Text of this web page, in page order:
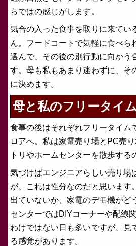
らではの感じがします。
気合の入った食事を取りに来てい
ん。フードコートで気軽に食べら
選んで、その後の別行動に向かう
す。母も私もあまり迷わずに、そ
に決めます。
母と私のフリータイ
食事の後はそれぞれフリータイム
ロアへ。私は家電売り場とPC売
トリやホームセンターを散歩する
気づけばエンジニアらしい売り場
が、これは性分なのだと思います
出ていないか、家電のデモ機がど
センターではDIYコーナーや配線
わけではない日も多いですが、見
る感覚があります。